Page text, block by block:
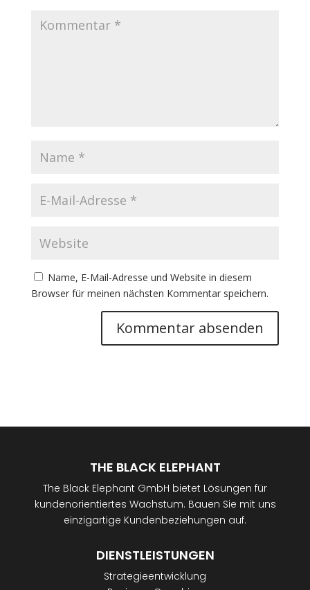
Name, E-Mail-Adresse und Website in diesem
Browser für meinen nächsten Kommentar speichern.
THE BLACK ELEPHANT
The Black Elephant GmbH bietet Lösungen für
kundenorientiertes Wachstum. Bauen Sie mit uns
einzigartige Kundenbeziehungen auf.
DIENSTLEISTUNGEN
Strategieentwicklung